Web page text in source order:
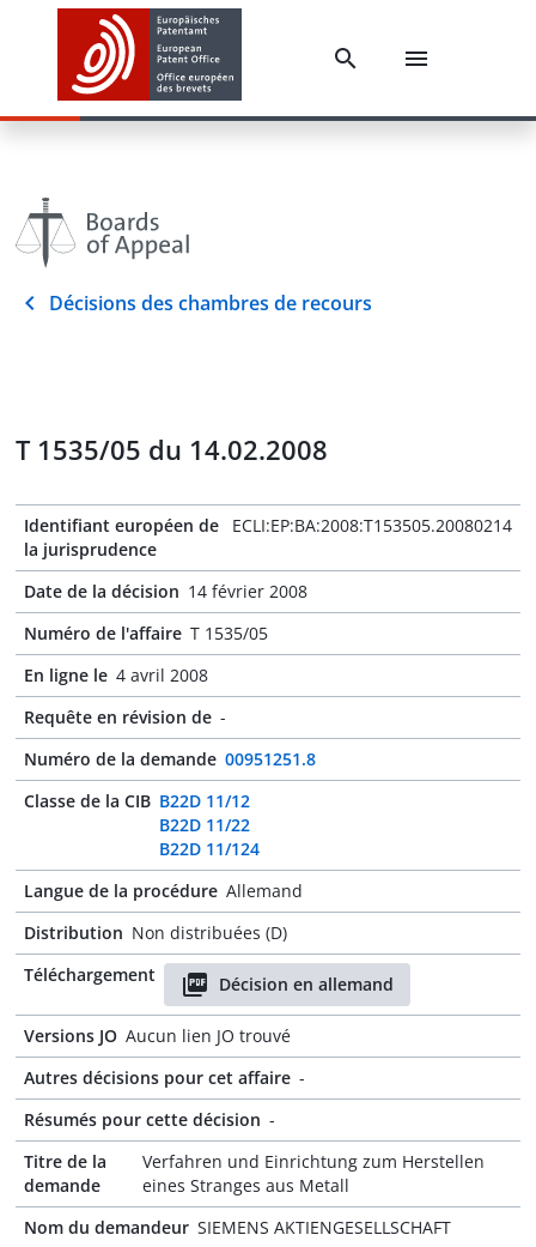
Décisions des chambres de recours
T 1535/05 du 14.02.2008
Identifiant européen de
la jurisprudence
ECLI:EP:BA:2008:T153505.20080214
Date de la décision 14 février 2008
Numéro de l'affaire T 1535/05
En ligne le 4 avril 2008
Requête en révision de -
Numéro de la demande 00951251.8
Classe de la CIB B22D 11/12
B22D 11/22
B22D 11/124
Langue de la procédure Allemand
Distribution Non distribuées (D)
Téléchargement
Décision en allemand
Versions JO Aucun lien JO trouvé
Autres décisions pour cet affaire -
Résumés pour cette décision -
Titre de la
demande
Verfahren und Einrichtung zum Herstellen
eines Stranges aus Metall
Nom du demandeur SIEMENS AKTIENGESELLSCHAFT